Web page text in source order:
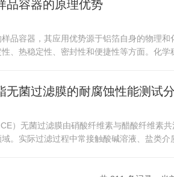
品容器的原理优势
品容器，其应用优势源于铝箔自身的物理
、热稳定性、密封性和便捷性等方面。化学
无菌过滤膜的耐腐蚀性能测试
）无菌过滤膜由硝酸纤维素与醋酸纤维素
。实际过滤过程中常接触酸碱溶液、盐类介